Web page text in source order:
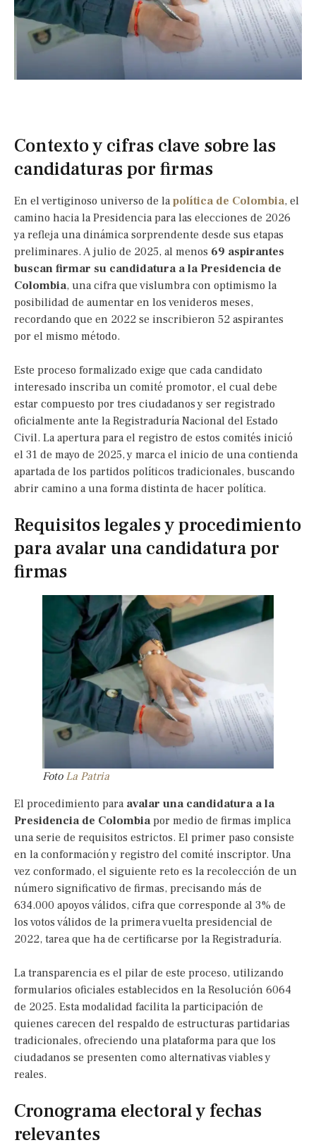
Contexto y cifras clave sobre las
candidaturas por firmas
En el vertiginoso universo de la política de Colombia, el
camino hacia la Presidencia para las elecciones de 2026
ya refleja una dinámica sorprendente desde sus etapas
preliminares. A julio de 2025, al menos 69 aspirantes
buscan firmar su candidatura a la Presidencia de
Colombia, una cifra que vislumbra con optimismo la
posibilidad de aumentar en los venideros meses,
recordando que en 2022 se inscribieron 52 aspirantes
por el mismo método.
Este proceso formalizado exige que cada candidato
interesado inscriba un comité promotor, el cual debe
estar compuesto por tres ciudadanos y ser registrado
oficialmente ante la Registraduría Nacional del Estado
Civil. La apertura para el registro de estos comités inició
el 31 de mayo de 2025, y marca el inicio de una contienda
apartada de los partidos políticos tradicionales, buscando
abrir camino a una forma distinta de hacer política.
Requisitos legales y procedimiento
para avalar una candidatura por
firmas
Foto La Patria
El procedimiento para avalar una candidatura a la
Presidencia de Colombiapor medio de firmas implica
una serie de requisitos estrictos. El primer paso consiste
en la conformación y registro del comité inscriptor. Una
vez conformado, el siguiente reto es la recolección de un
número significativo de firmas, precisando más de
634.000 apoyos válidos, cifra que corresponde al 3% de
los votos válidos de la primera vuelta presidencial de
2022, tarea que ha de certificarse por la Registraduría.
La transparencia es el pilar de este proceso, utilizando
formularios oficiales establecidos en la Resolución 6064
de 2025. Esta modalidad facilita la participación de
quienes carecen del respaldo de estructuras partidarias
tradicionales, ofreciendo una plataforma para que los
ciudadanos se presenten como alternativas viables y
reales.
Cronograma electoral y fechas
relevantes